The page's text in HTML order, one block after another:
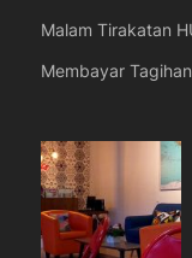
Malam Tirakatan
Membayar